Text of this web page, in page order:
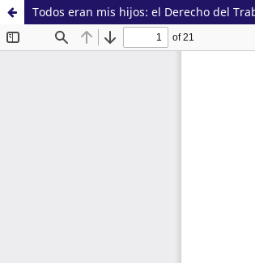
Todos eran mis hijos: el Derecho del